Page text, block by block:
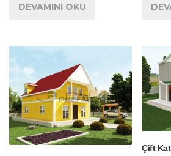
DEVAMINI OKU
Çift